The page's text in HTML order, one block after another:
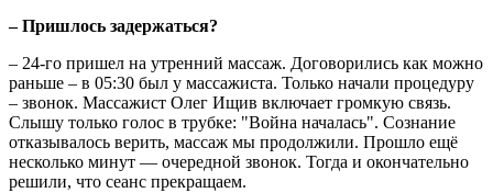
– Пришлось задержаться?
– 24-го пришел на утренний массаж. Договорились как можно
раньше – в 05:30 был у массажиста. Только начали процедуру
– звонок. Массажист Олег Ищив включает громкую связь.
Слышу только голос в трубке: "Война началась". Сознание
отказывалось верить, массаж мы продолжили. Прошло ещё
несколько минут — очередной звонок. Тогда и окончательно
решили, что сеанс прекращаем.